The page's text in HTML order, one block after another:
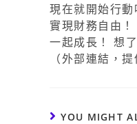
現在就開始行
實現財務自由
一起成長！ 想
（外部連結，
YOU MIGHT